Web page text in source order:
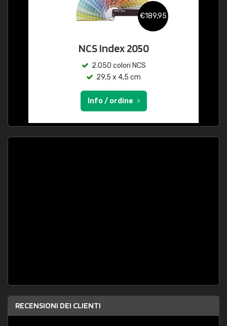
€189,95
NCS Index 2050
2.050 colori NCS
29,5 x 4,5 cm
Info / ordine
RECENSIONI DEI CLIENTI